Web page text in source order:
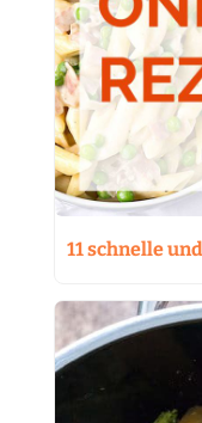
11 schnelle